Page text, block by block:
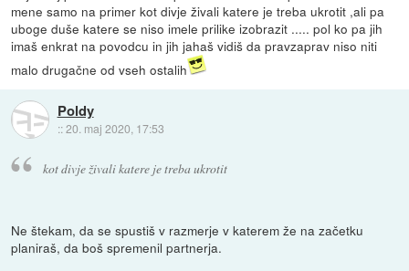
mene samo na primer kot divje živali katere je treba ukrotit ,ali pa
uboge duše katere se niso imele prilike izobrazit ..... pol ko pa jih
imaš enkrat na povodcu in jih jahaš vidiš da pravzaprav niso niti
malo drugačne od vseh ostalih
Poldy
::20. maj 2020, 17:53
kot divje živali katere je treba ukrotit
Ne štekam, da se spustiš v razmerje v katerem že na začetku
planiraš, da boš spremenil partnerja.